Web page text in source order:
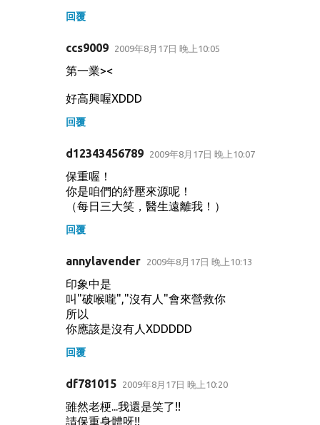
回覆
ccs9009 2009年8月17日 晚上10:05
第一業><
好高興喔XDDD
回覆
d12343456789 2009年8月17日 晚上10:07
保重喔！
你是咱們的紓壓來源呢！
（每日三大笑，醫生遠離我！）
回覆
annylavender 2009年8月17日 晚上10:13
印象中是
叫"破喉嚨","沒有人"會來營救你
所以
你應該是沒有人XDDDDD
回覆
df781015 2009年8月17日 晚上10:20
雖然老梗...我還是笑了!!
請保重身體呀!!